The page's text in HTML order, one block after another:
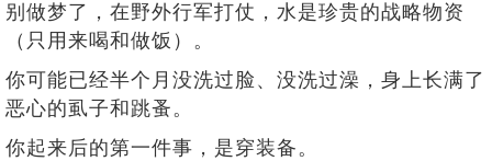
别做梦了，在野外行军打仗，水是珍贵的战略物资
（只用来喝和做饭）。
你可能已经半个月没洗过脸、没洗过澡，身上长满了
恶心的虱子和跳蚤。
你起来后的第一件事，是穿装备。